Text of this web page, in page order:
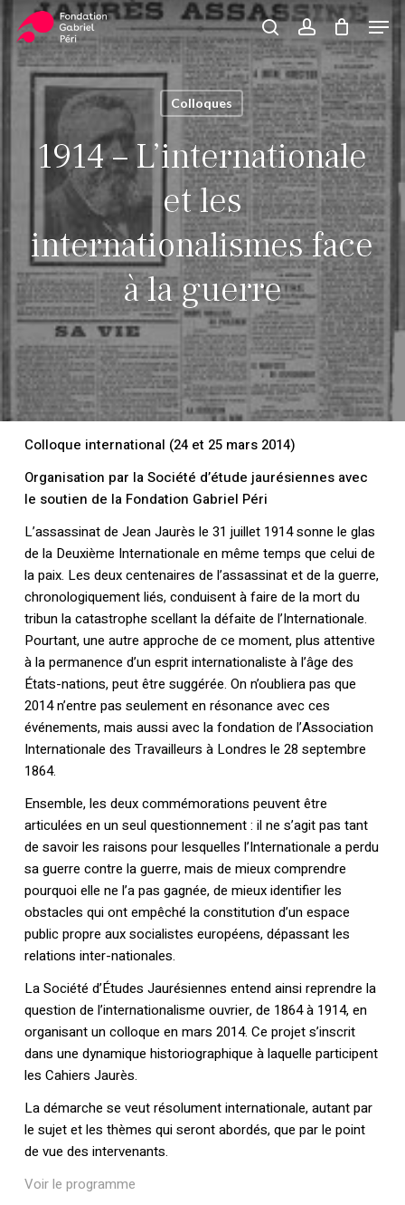
main
content
searchaccount
Panier Close
Cart
Colloques
1914 – L’internationale
et les
internationalismes face
à la guerre
Colloque international (24 et 25 mars 2014)
Organisation par la Société d’étude jaurésiennes avec
le soutien de la Fondation Gabriel Péri
L’assassinat de Jean Jaurès le 31 juillet 1914 sonne le glas
de la Deuxième Internationale en même temps que celui de
la paix. Les deux centenaires de l’assassinat et de la guerre,
chronologiquement liés, conduisent à faire de la mort du
tribun la catastrophe scellant la défaite de l’Internationale.
Pourtant, une autre approche de ce moment, plus attentive
à la permanence d’un esprit internationaliste à l’âge des
États-nations, peut être suggérée. On n’oubliera pas que
2014 n’entre pas seulement en résonance avec ces
événements, mais aussi avec la fondation de l’Association
Internationale des Travailleurs à Londres le 28 septembre
1864.
Ensemble, les deux commémorations peuvent être
articulées en un seul questionnement : il ne s’agit pas tant
de savoir les raisons pour lesquelles l’Internationale a perdu
sa guerre contre la guerre, mais de mieux comprendre
pourquoi elle ne l’a pas gagnée, de mieux identifier les
obstacles qui ont empêché la constitution d’un espace
public propre aux socialistes européens, dépassant les
relations inter-nationales.
La Société d’Études Jaurésiennes entend ainsi reprendre la
question de l’internationalisme ouvrier, de 1864 à 1914, en
organisant un colloque en mars 2014. Ce projet s’inscrit
dans une dynamique historiographique à laquelle participent
les Cahiers Jaurès.
La démarche se veut résolument internationale, autant par
le sujet et les thèmes qui seront abordés, que par le point
de vue des intervenants.
Voir le programme
Close
Menu